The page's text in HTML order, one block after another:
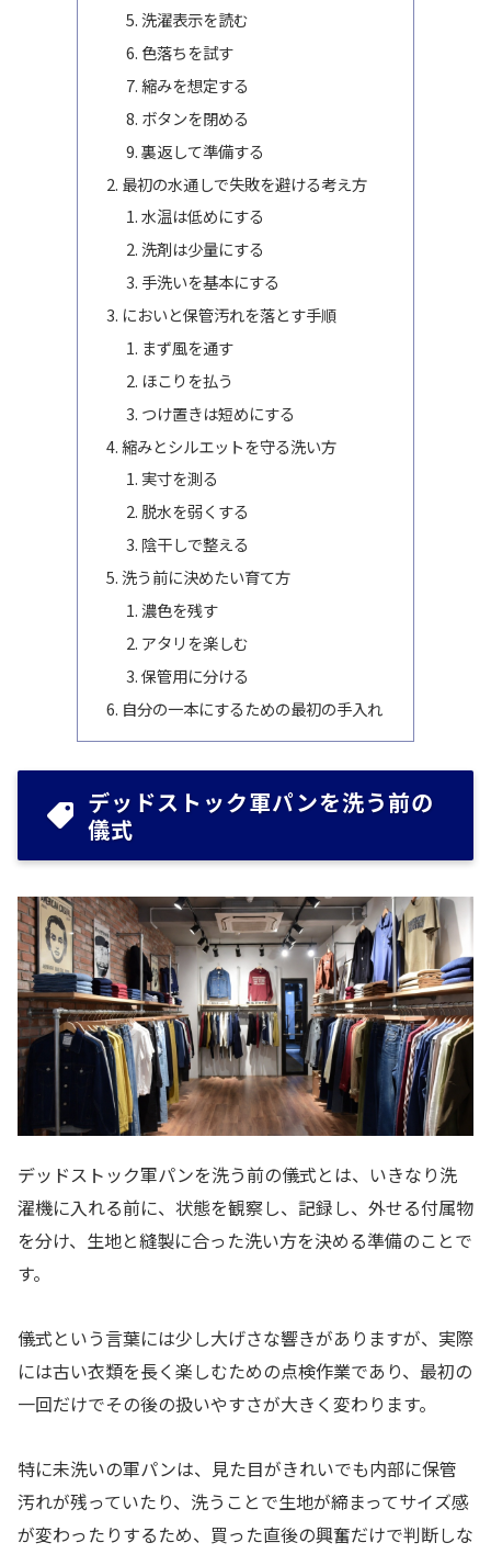
洗濯表示を読む
色落ちを試す
縮みを想定する
ボタンを閉める
裏返して準備する
最初の水通しで失敗を避ける考え方
水温は低めにする
洗剤は少量にする
手洗いを基本にする
においと保管汚れを落とす手順
まず風を通す
ほこりを払う
つけ置きは短めにする
縮みとシルエットを守る洗い方
実寸を測る
脱水を弱くする
陰干しで整える
洗う前に決めたい育て方
濃色を残す
アタリを楽しむ
保管用に分ける
自分の一本にするための最初の手入れ
デッドストック軍パンを洗う前の
儀式
デッドストック軍パンを洗う前の儀式とは、いきなり洗
濯機に入れる前に、状態を観察し、記録し、外せる付属物
を分け、生地と縫製に合った洗い方を決める準備のことで
す。
儀式という言葉には少し大げさな響きがありますが、実際
には古い衣類を長く楽しむための点検作業であり、最初の
一回だけでその後の扱いやすさが大きく変わります。
特に未洗いの軍パンは、見た目がきれいでも内部に保管
汚れが残っていたり、洗うことで生地が締まってサイズ感
が変わったりするため、買った直後の興奮だけで判断しな